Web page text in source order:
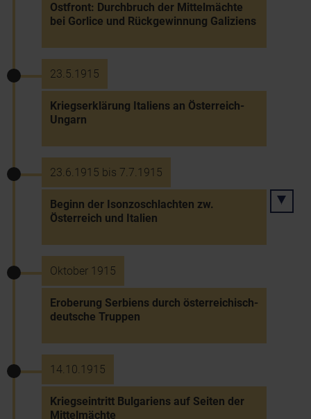
Ostfront: Durchbruch der Mittelmächte
bei Gorlice und Rückgewinnung Galiziens
23.5.1915
Kriegserklärung Italiens an Österreich-
Ungarn
23.6.1915 bis 7.7.1915
Beginn der Isonzoschlachten zw.
Österreich und Italien
Oktober 1915
Eroberung Serbiens durch österreichisch-
deutsche Truppen
14.10.1915
Kriegseintritt Bulgariens auf Seiten der
Mittelmächte